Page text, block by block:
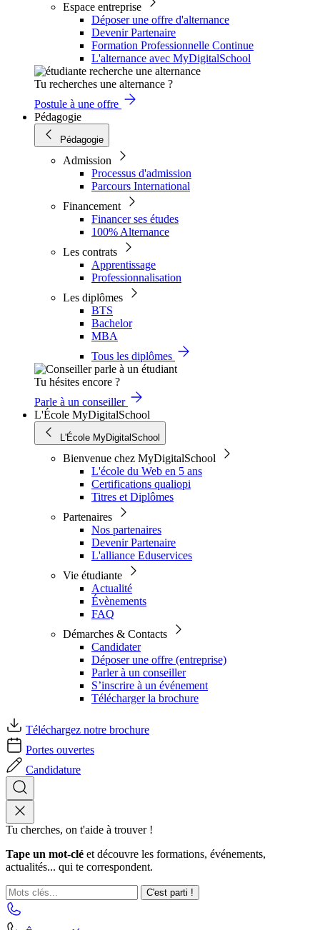
Espace entreprise
Déposer une offre d'alternance
Devenir Partenaire
Formation Professionnelle Continue
L'alternance avec MyDigitalSchool
Tu recherches une alternance ?
Postule à une offre
Pédagogie
Pédagogie
Admission
Processus d'admission
Parcours International
Financement
Financer ses études
100% Alternance
Les contrats
Apprentissage
Professionnalisation
Les diplômes
BTS
Bachelor
MBA
Tous les diplômes
Tu hésites encore ?
Parle à un conseiller
L'École MyDigitalSchool
L'École MyDigitalSchool
Bienvenue chez MyDigitalSchool
L'école du Web en 5 ans
Certifications qualiopi
Titres et Diplômes
Partenaires
Nos partenaires
Devenir Partenaire
L'alliance Eduservices
Vie étudiante
Actualité
Évènements
FAQ
Démarches & Contacts
Candidater
Déposer une offre (entreprise)
Parler à un conseiller
S’inscrire à un événement
Télécharger la brochure
Téléchargez notre brochure
Portes ouvertes
Candidature
Tu cherches, on t'aide à trouver !
Tape un mot-clé et découvre les formations, événements,
actualités... qui te correspondent.
C'est parti !